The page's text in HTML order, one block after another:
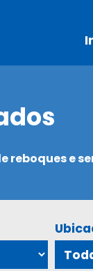
reboques e